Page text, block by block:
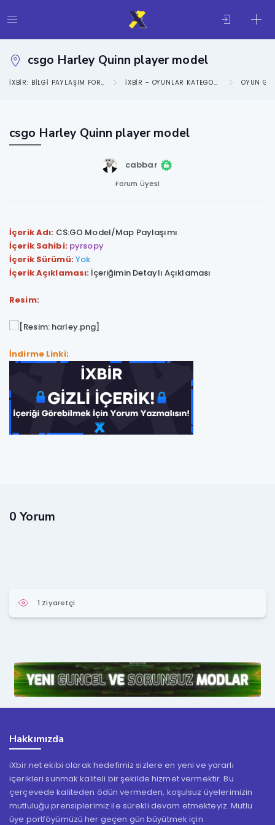
csgo Harley Quinn player model
IXBIR: BILGI PAYLAŞIM FORUMU IXBIR - OYUNLAR KATEGORISI OYUN
csgo Harley Quinn player model
cabbar
Forum Üyesi
İçerik Adı: CS:GO Model/Map Paylaşımı
İçerik Sahibi: pyrsopy
İçerik Sürümü:Yok
İçerik Açıklaması: İçeriğimin Detaylı Açıklaması
Resim:
İndirme Linki;
0 Yorum
1 Ziyaretçi
Hakkımızda
iXbir.net ekibi olarak hedefimiz sizlere en yeni ve yararlı
içerikleri sunmak kaliteli bir şekilde hizmet vermektir. Bu
çerçevede kaliteden ödün vermeden, koşulsuz üyelerimizin
mutluluğu prensiplerimiz ile sürekli devam etmekteyiz. Mutlu
üye portföyümüzü her geçen gün büyütmek için